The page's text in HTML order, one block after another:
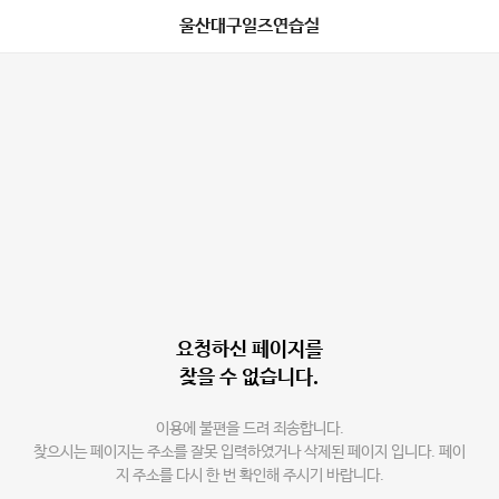
울산대구일즈연습실
요청하신 페이지를
찾을 수 없습니다.
이용에 불편을 드려 죄송합니다.
찾으시는 페이지는 주소를 잘못 입력하였거나 삭제된 페이지 입니다. 페이
지 주소를 다시 한 번 확인해 주시기 바랍니다.